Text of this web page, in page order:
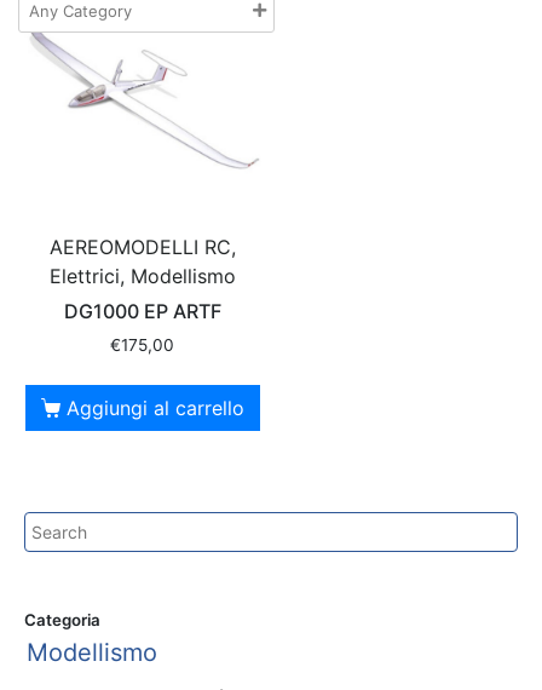
AEREOMODELLI RC,
Elettrici, Modellismo
DG1000 EP ARTF
€175,00
Aggiungi al carrello
Categoria
Modellismo